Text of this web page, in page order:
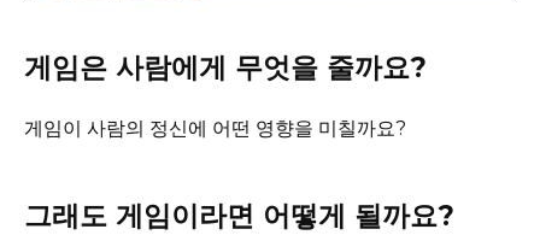
게임은 사람에게 무엇을 줄까요?
게임이 사람의 정신에 어떤 영향을 미칠까요?
그래도 게임이라면 어떻게 될까요?